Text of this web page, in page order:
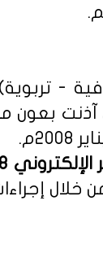
-
آذنت بعون
خلال